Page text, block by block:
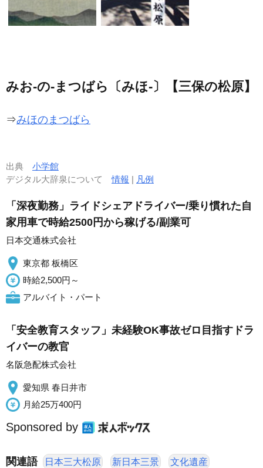
みお‐の‐まつばら〔みほ‐〕【三保の松原】
⇒みほのまつばら
出典 小学館
デジタル大辞泉について情報 | 凡例
「深夜勤務」ライドシェアドライバー/乗り慣れた自
家用車で時給2500円から稼げる/副業可
日本交通株式会社
東京都 板橋区
時給2,500円～
アルバイト・パート
「安全教育スタッフ」未経験OK事故ゼロ目指すドラ
イバーの教官
名阪急配株式会社
愛知県 春日井市
月給25万400円
Sponsored by
関連語 日本三大松原 新日本三景 文化遺産